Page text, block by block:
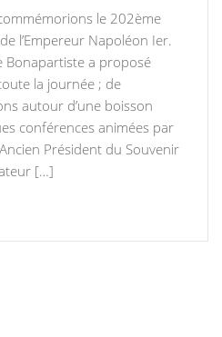
le 202ème
l’Empereur Napoléon Ier.
Bonapartiste a proposé
la journée ; de
autour d’une boisson
conférences animées par
Président du Souvenir
[…]